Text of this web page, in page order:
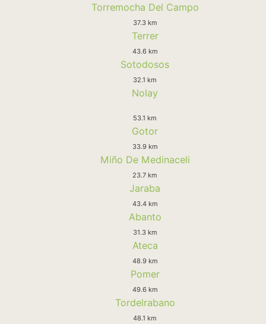
Torremocha Del Campo
37.3 km
Terrer
43.6 km
Sotodosos
32.1 km
Nolay
53.1 km
Gotor
33.9 km
Miño De Medinaceli
23.7 km
Jaraba
43.4 km
Abanto
31.3 km
Ateca
48.9 km
Pomer
49.6 km
Tordelrabano
48.1 km